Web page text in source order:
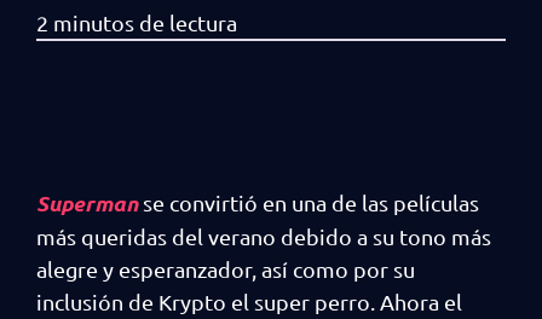
Supermanse convirtió en una de las películas
más queridas del verano debido a su tono más
alegre y esperanzador, así como por su
inclusión de Krypto el super perro. Ahora el